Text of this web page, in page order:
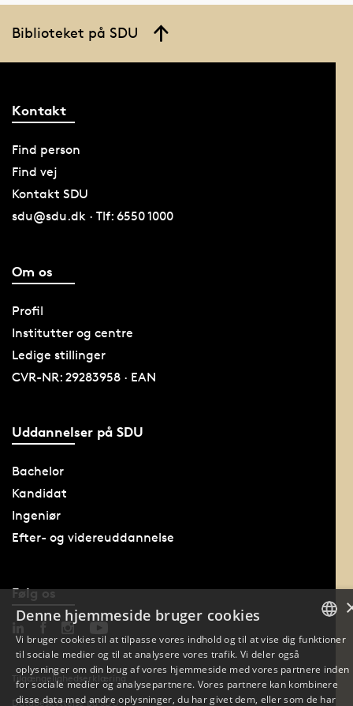
Biblioteket på SDU
Kontakt
Find person
Find vej
Kontakt SDU
sdu@sdu.dk · Tlf: 6550 1000
Om os
Profil
Institutter og centre
Ledige stillinger
CVR-NR: 29283958 · EAN
Uddannelser på SDU
Bachelor
Kandidat
Ingeniør
Efter- og videreuddannelse
Følg os
Tilgængelighedserklæring
Databeskyttelse på SDU
ENGLISH
Denne hjemmeside bruger cookies
Vi bruger cookies til at tilpasse vores indhold og til at vise dig funktioner
til sociale medier og til at analysere vores trafik. Vi deler også
oplysninger om din brug af vores hjemmeside med vores partnere inden
for sociale medier og analysepartnere. Vores partnere kan kombinere
disse data med andre oplysninger, du har givet dem, eller som de har